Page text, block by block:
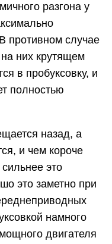
разгона у
противном случае
них крутящем
в пробуксовку, и
полностью
назад, а
и чем короче
это
это заметно при
намного
двигателя